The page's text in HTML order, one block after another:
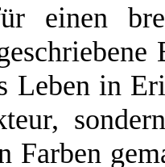
einen
Leben in
Farben